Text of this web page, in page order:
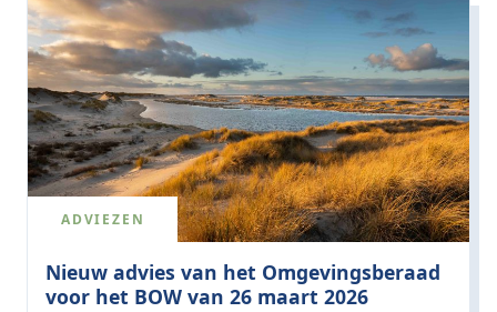
ADVIEZEN
Nieuw advies van het Omgevingsberaad
voor het BOW van 26 maart 2026